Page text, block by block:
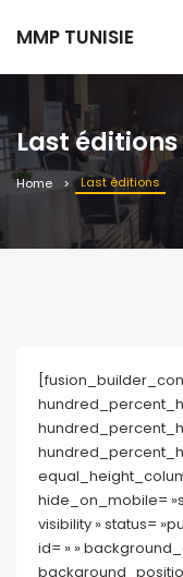
MMP TUNISIE
Last éditions
Home Last éditions
hide_on_mobile=
visibility » status=
id= » »